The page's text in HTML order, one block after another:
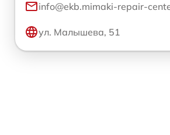
info@ekb.mimaki-repair-
ул. Малышева, 51